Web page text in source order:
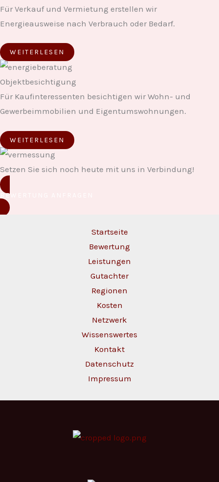
Für Verkauf und Vermietung erstellen wir
Energieausweise nach Verbrauch oder Bedarf.
WEITERLESEN
Objektbesichtigung
Für Kaufinteressenten besichtigen wir Wohn- und
Gewerbeimmobilien und Eigentumswohnungen.
WEITERLESEN
Setzen Sie sich noch heute mit uns in Verbindung!
BEWERTUNG ANFRAGEN
Startseite
Bewertung
Leistungen
Gutachter
Regionen
Kosten
Netzwerk
Wissenswertes
Kontakt
Datenschutz
Impressum